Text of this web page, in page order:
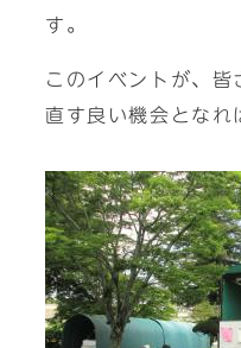
す。
このイベントが、
直す良い機会となれ